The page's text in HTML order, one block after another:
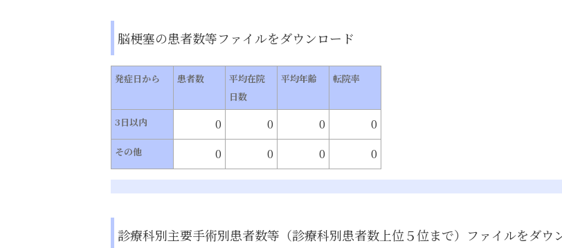
脳梗塞の患者数等ファイルをダウンロード
発症日から 患者数
平均在院
日数
平均年齢 転院率
3日以内 0 0 0 0
その他 0 0 0 0
診療科別主要手術別患者数等（診療科別患者数上位５位まで） ファイルをダウ